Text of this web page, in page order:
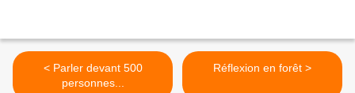
< Parler devant 500
personnes...
Réflexion en forêt >